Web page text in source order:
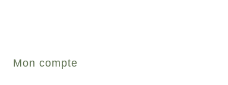
Mon compte